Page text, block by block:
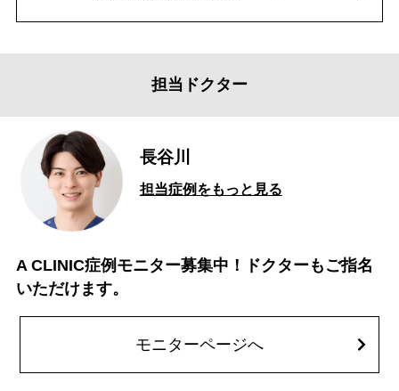
担当ドクター
長谷川
担当症例をもっと見る
A CLINIC症例モニター募集中！ドクターもご指名
いただけます。
モニターページへ